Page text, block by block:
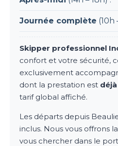
Journée complète (10h
Skipper professionnel
confort et votre sécurité,
exclusivement
dont la prestation est
tarif global affiché.
Les départs depuis
inclus. Nous vous offrons
vous chercher dans le